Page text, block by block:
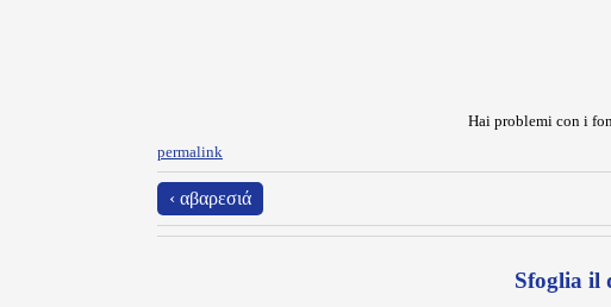
Hai problemi con i
permalink
‹ αβαρεσιά
Sfoglia il